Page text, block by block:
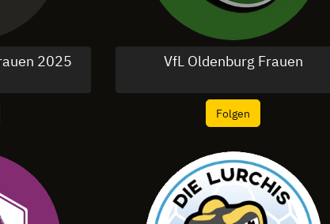
2025 VfL Oldenburg Frauen
Folgen